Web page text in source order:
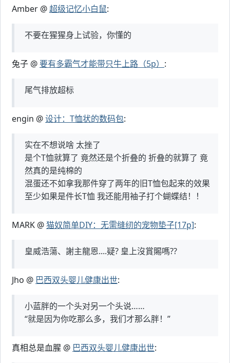
Amber @超级记忆小白鼠:
不要在猩猩身上试验，你懂的
兔子 @要有多霸气才能带只牛上路（5p） :
尾气排放超标
engin @设计：T恤状的数码包:
实在不想说啥 太挫了
是个T恤就算了 竟然还是个折叠的 折叠的就算了 竟
然真的是纯棉的
混蛋还不如拿我那件穿了两年的旧T恤包起来的效果
至少如果是件长T恤 我还能用袖子打个蝴蝶结！！
MARK @猫奴简单DIY：无需缝纫的宠物垫子[17p]:
皇威浩蕩、謝主龍恩....疑? 皇上沒賞賜嗎??
Jho @ 巴西双头婴儿健康出世:
小蓝胖的一个头对另一个头说……
“就是因为你吃那么多，我们才那么胖！”
真相总是血腥 @ 巴西双头婴儿健康出世: